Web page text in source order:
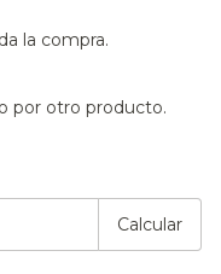
la compra.
por otro producto.
Calcular